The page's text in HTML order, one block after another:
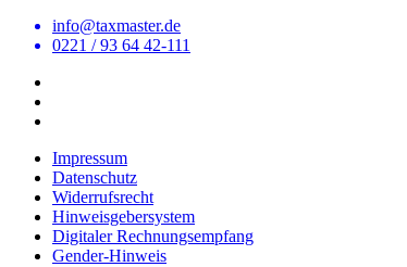
info@taxmaster.de
0221 / 93 64 42-111
Impressum
Datenschutz
Widerrufsrecht
Hinweisgebersystem
Digitaler Rechnungsempfang
Gender-Hinweis